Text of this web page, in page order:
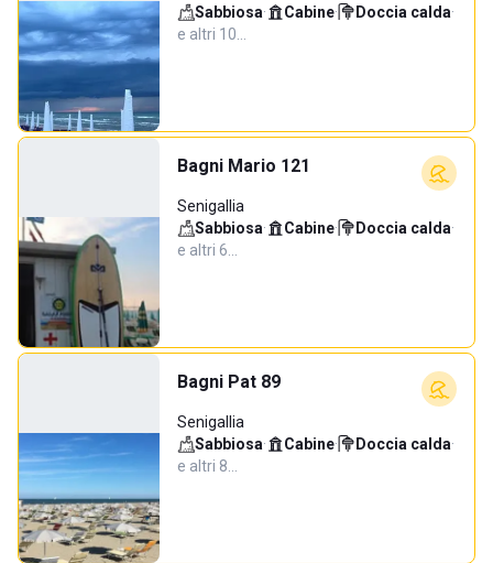
Sabbiosa· Cabine· Doccia calda·
e altri 10…
Bagni Mario 121
Senigallia
Sabbiosa· Cabine· Doccia calda·
e altri 6…
Bagni Pat 89
Senigallia
Sabbiosa· Cabine· Doccia calda·
e altri 8…